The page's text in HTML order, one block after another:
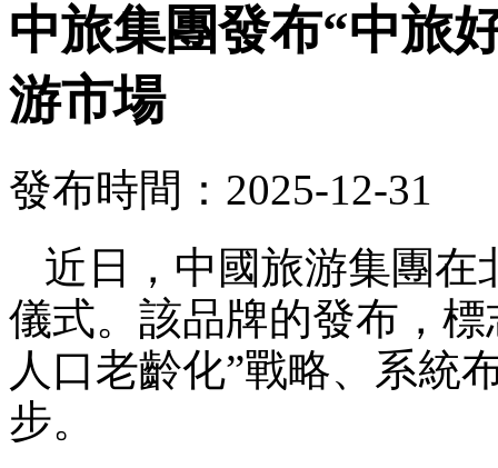
中旅集團發布“中旅
游市場
發布時間：2025-12-31
近日，中國旅游集團在
儀式。該品牌的發布，
人口老齡化”戰略、系統
步。